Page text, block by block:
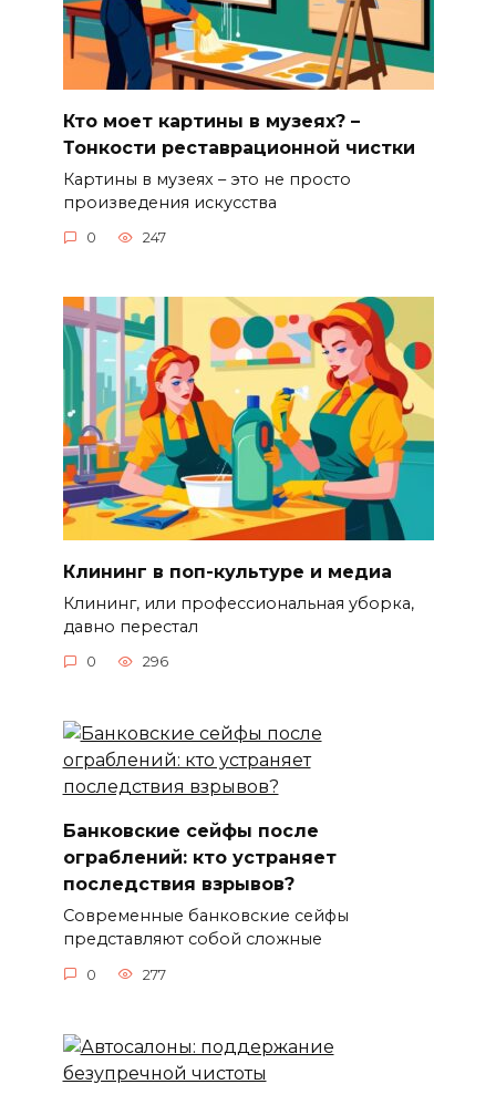
Кто моет картины в музеях? –
Тонкости реставрационной чистки
Картины в музеях – это не просто
произведения искусства
0 247
Клининг в поп-культуре и медиа
Клининг, или профессиональная уборка,
давно перестал
0 296
Банковские сейфы после
ограблений: кто устраняет
последствия взрывов?
Современные банковские сейфы
представляют собой сложные
0 277